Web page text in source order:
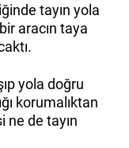
tayın yola
aracın taya
yola doğru
korumalıktan
ne de tayın